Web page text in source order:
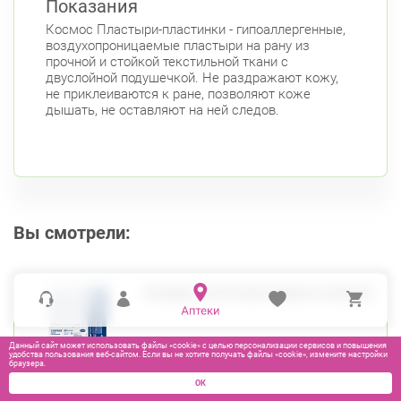
Авиационная улица, д. 7 Круглосуточно
Парк Победы Электросила
Невский район
ул. Чудновского, д. 19 (Российский пр., д. 7)
Проспект Большевиков
Чкаловский пр., д. 60 Круглосуточно
Петроградская
Спортивная
Чкаловская
Б. Монетная ул., д. 10 Круглосуточно
Горьковская
Петроградская
Чкаловская
Показания
Космос Пластыри-пластинки - гипоаллергенные,
воздухопроницаемые пластыри на рану из
прочной и стойкой текстильной ткани с
двуслойной подушечкой. Не раздражают кожу,
не приклеиваются к ране, позволяют коже
дышать, не оставляют на ней следов.
Вы смотрели:
КОСМОС Л/ПЛ ПЛАСТИНКА 6*2СМ №5
Данный сайт может использовать файлы «cookie» с целью персонализации сервисов и повышения
удобства пользования веб-сайтом. Если вы не хотите получать файлы «cookie», измените настройки
браузера.
ОК